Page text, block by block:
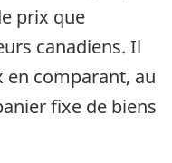
prix que
canadiens. Il
en comparant, au
fixe de biens